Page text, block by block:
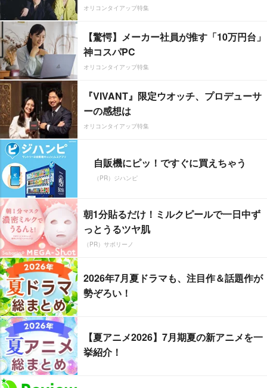
オリコンタイアップ特集
【驚愕】メーカー社員が推す「10万円台」
神コスパPC
オリコンタイアップ特集
『VIVANT』限定ウオッチ、プロデューサ
ーの感想は
オリコンタイアップ特集
自販機にピッ！ですぐに買えちゃう
（PR）ジハンピ
朝1分貼るだけ！ミルクピールで一日中ず
っとうるツヤ肌
（PR）サボリーノ
2026年7月夏ドラマも、注目作＆話題作が
勢ぞろい！
【夏アニメ2026】7月期夏の新アニメを一
挙紹介！